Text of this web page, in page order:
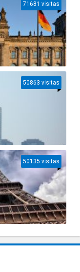
71681 visitas
50863 visitas
50135 visitas